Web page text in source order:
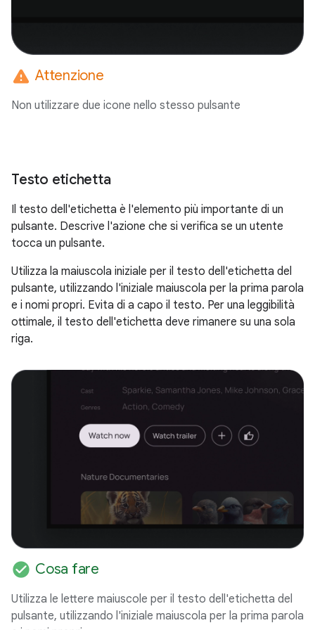
warning Attenzione
Non utilizzare due icone nello stesso pulsante
Testo etichetta
Il testo dell'etichetta è l'elemento più importante di un
pulsante. Descrive l'azione che si verifica se un utente
tocca un pulsante.
Utilizza la maiuscola iniziale per il testo dell'etichetta del
pulsante, utilizzando l'iniziale maiuscola per la prima parola
e i nomi propri. Evita di a capo il testo. Per una leggibilità
ottimale, il testo dell'etichetta deve rimanere su una sola
riga.
check_circle Cosa fare
Utilizza le lettere maiuscole per il testo dell'etichetta del
pulsante, utilizzando l'iniziale maiuscola per la prima parola